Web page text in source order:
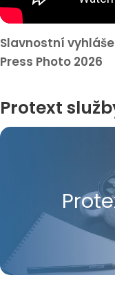
Slavnostní
Press Photo 2026
Protext